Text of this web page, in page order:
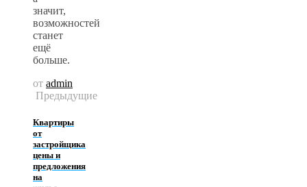
значит,
возможностей
станет
ещё
больше.
от admin
Предыдущие
Квартиры
от
застройщика
цены и
предложения
на